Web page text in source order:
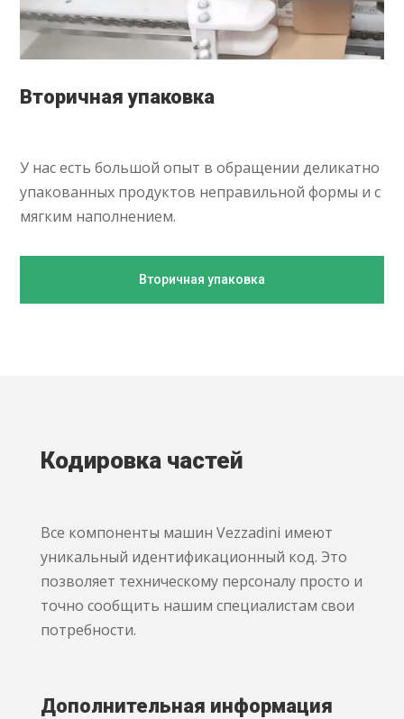
Вторичная упаковка
У нас есть большой опыт в обращении деликатно
упакованных продуктов неправильной формы и с
мягким наполнением.
Вторичная упаковка
Кодировка частей
Все компоненты машин Vezzadini имеют
уникальный идентификационный код. Это
позволяет техническому персоналу просто и
точно сообщить нашим специалистам свои
потребности.
Дополнительная информация